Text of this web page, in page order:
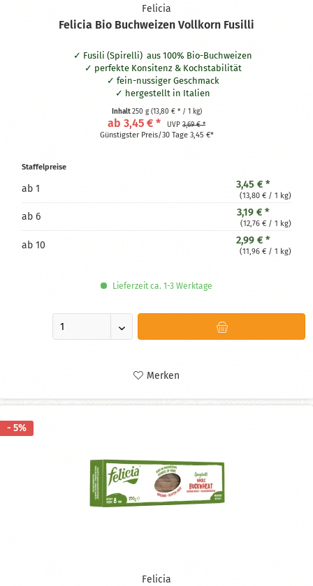
Felicia
Felicia Bio Buchweizen Vollkorn Fusilli
Fusili (Spirelli) aus 100% Bio-Buchweizen
perfekte Konsitenz & Kochstabilität
fein-nussiger Geschmack
hergestellt in Italien
zertifiziert glutenfrei
Inhalt250 g (13,80 € * / 1 kg)
ab 3,45 € * UVP3,69 € *
Günstigster Preis/30 Tage 3,45 €*
Staffelpreise
ab 1 3,45 € *
(13,80 € / 1 kg)
ab 6 3,19 € *
(12,76 € / 1 kg)
ab 10 2,99 € *
(11,96 € / 1 kg)
Lieferzeit ca. 1-3 Werktage
Merken
- 5%
Felicia